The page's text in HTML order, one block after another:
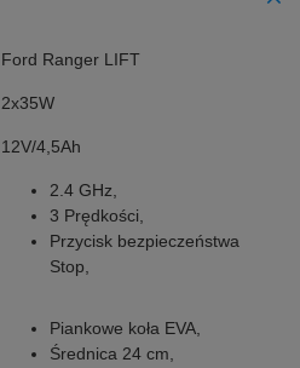
Ford Ranger LIFT
2x35W
12V/4,5Ah
2.4 GHz,
3 Prędkości,
Przycisk bezpieczeństwa
Stop,
Piankowe koła EVA,
Średnica 24 cm,